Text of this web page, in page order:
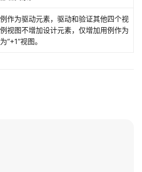
作为驱动元素，驱动和验证其他四个视
视图不增加设计元素，仅增加用例作为
“+1”视图。